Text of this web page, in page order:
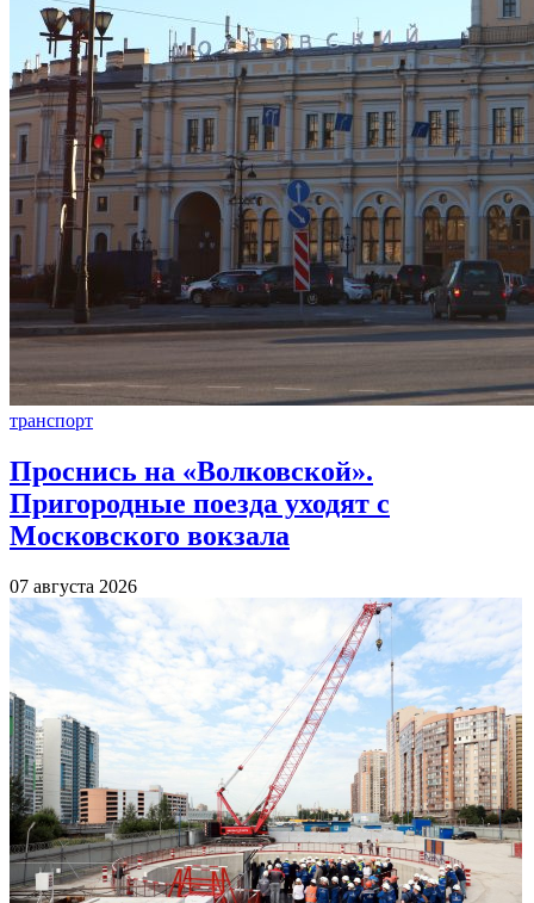
транспорт
Проснись на «Волковской».
Пригородные поезда уходят с
Московского вокзала
07 августа 2026